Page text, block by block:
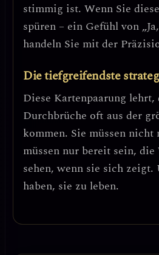
stimmig ist. Wenn Sie
spüren – ein Gefühl von
handeln Sie mit der
Die tiefgreifendste
Diese Kartenpaarung
Durchbrüche oft aus der
kommen. Sie müssen nicht
müssen nur bereit sein,
sehen, wenn sie sich
haben, sie zu leben.